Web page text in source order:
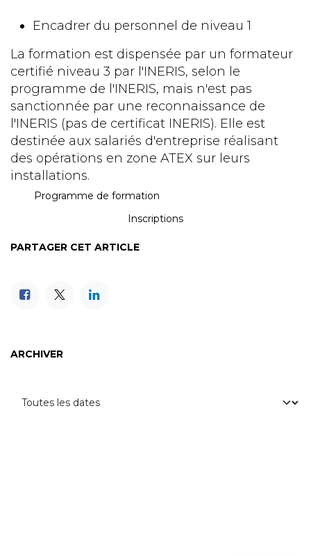
Encadrer du personnel de niveau 1
La formation est dispensée par un formateur
certifié niveau 3 par l'INERIS, selon le
programme de l'INERIS, mais n'est pas
sanctionnée par une reconnaissance de
l'INERIS (pas de certificat INERIS). Elle est
destinée aux salariés d'entreprise réalisant
des opérations en zone ATEX sur leurs
installations.
Programme de formation
Inscriptions
PARTAGER CET ARTICLE
ARCHIVER